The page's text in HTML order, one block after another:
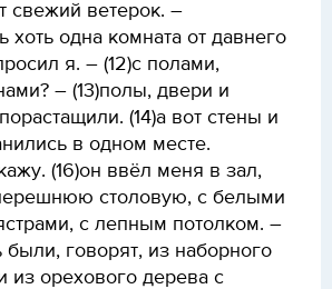
свежий ветерок. –
хоть одна комната от давнего
я. – (12)с полами,
– (13)полы, двери и
(14)а вот стены и
в одном месте.
(16)он ввёл меня в зал,
столовую, с белыми
с лепным потолком. –
были, говорят, из наборного
из орехового дерева с